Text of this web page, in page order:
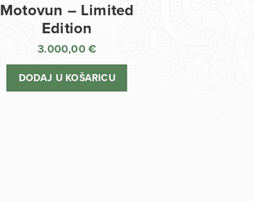
Motovun – Limited
Edition
3.000,00 €
DODAJ U KOŠARICU